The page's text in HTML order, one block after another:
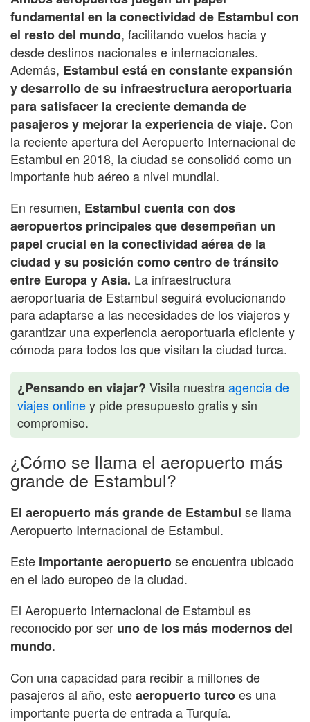
fundamental en la conectividad de Estambul con
el resto del mundo, facilitando vuelos hacia y
desde destinos nacionales e internacionales.
Además, Estambul está en constante expansión
y desarrollo de su infraestructura aeroportuaria
para satisfacer la creciente demanda de
pasajeros y mejorar la experiencia de viaje. Con
la reciente apertura del Aeropuerto Internacional de
Estambul en 2018, la ciudad se consolidó como un
importante hub aéreo a nivel mundial.
En resumen, Estambul cuenta con dos
aeropuertos principales que desempeñan un
papel crucial en la conectividad aérea de la
ciudad y su posición como centro de tránsito
entre Europa y Asia. La infraestructura
aeroportuaria de Estambul seguirá evolucionando
para adaptarse a las necesidades de los viajeros y
garantizar una experiencia aeroportuaria eficiente y
cómoda para todos los que visitan la ciudad turca.
¿Pensando en viajar? Visita nuestraagencia de
viajes onliney pide presupuesto gratis y sin
compromiso.
¿Cómo se llama el aeropuerto más
grande de Estambul?
El aeropuerto más grande de Estambul se llama
Aeropuerto Internacional de Estambul.
Este importante aeropuertose encuentra ubicado
en el lado europeo de la ciudad.
El Aeropuerto Internacional de Estambul es
reconocido por ser uno de los más modernos del
mundo.
Con una capacidad para recibir a millones de
pasajeros al año, esteaeropuerto turcoes una
importante puerta de entrada a Turquía.